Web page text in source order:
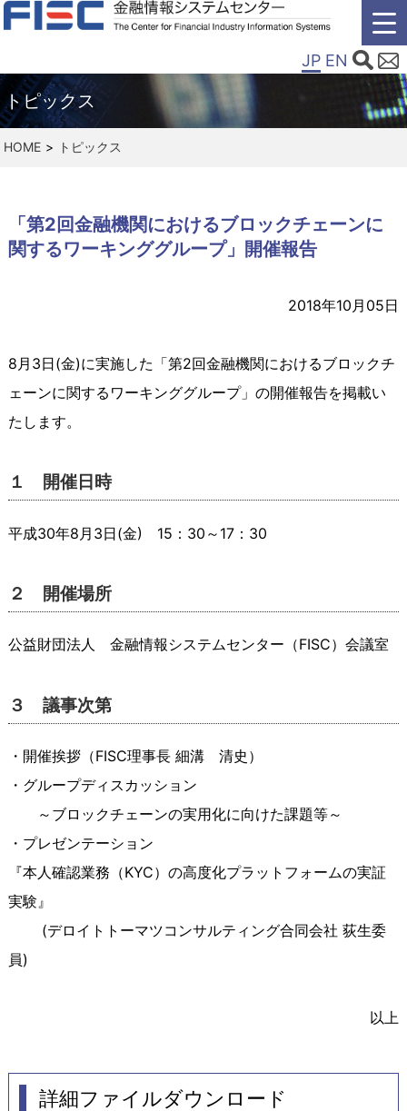
JP EN
トピックス
HOME トピックス
「第2回金融機関におけるブロックチェーンに
関するワーキンググループ」開催報告
2018年10月05日
8月3日(金)に実施した「第2回金融機関におけるブロックチ
ェーンに関するワーキンググループ」の開催報告を掲載い
たします。
１ 開催日時
平成30年8月3日(金) 15：30～17：30
２ 開催場所
公益財団法人 金融情報システムセンター（FISC）会議室
３ 議事次第
・開催挨拶（FISC理事長 細溝 清史）
・グループディスカッション
～ブロックチェーンの実用化に向けた課題等～
・プレゼンテーション
『本人確認業務（KYC）の高度化プラットフォームの実証
実験』
(デロイトトーマツコンサルティング合同会社 荻生委
員)
以上
詳細ファイルダウンロード